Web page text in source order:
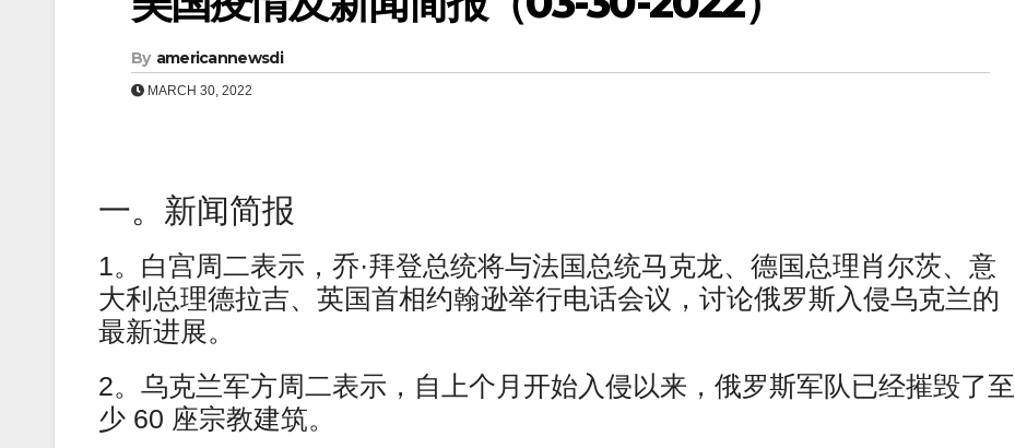
By americannewsdi
MARCH 30, 2022
一。新闻简报
1。白宫周二表示，乔·拜登总统将与法国总统马克龙、德国总理肖尔茨、意
大利总理德拉吉、英国首相约翰逊举行电话会议，讨论俄罗斯入侵乌克兰的
最新进展。
2。乌克兰军方周二表示，自上个月开始入侵以来，俄罗斯军队已经摧毁了至
少 60 座宗教建筑。